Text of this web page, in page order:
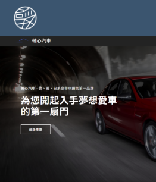
要